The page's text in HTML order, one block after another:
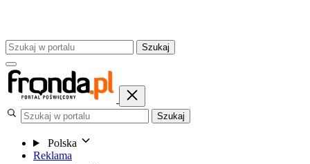
Szukaj
Szukaj
Polska
Reklama